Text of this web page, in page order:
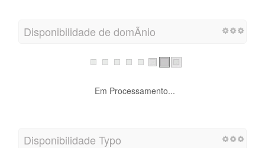
Disponibilidade de domÃ­nio
Em Processamento...
Disponibilidade Typo